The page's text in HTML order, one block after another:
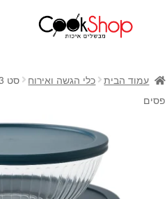
חנות
כלי בישול
מחבתות
כלי הגשה ואירוח
מוצרי חשמל למטבח
גאדג'טס וכלי מטבח
עמוד הבית כלי הגשה ואירוח
פסים